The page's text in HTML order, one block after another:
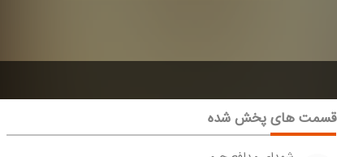
قسمت های پخش شده